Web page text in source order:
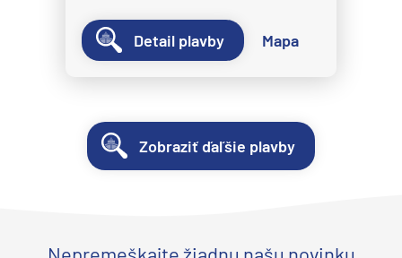
Detail plavby Mapa
Zobraziť ďaľšie plavby